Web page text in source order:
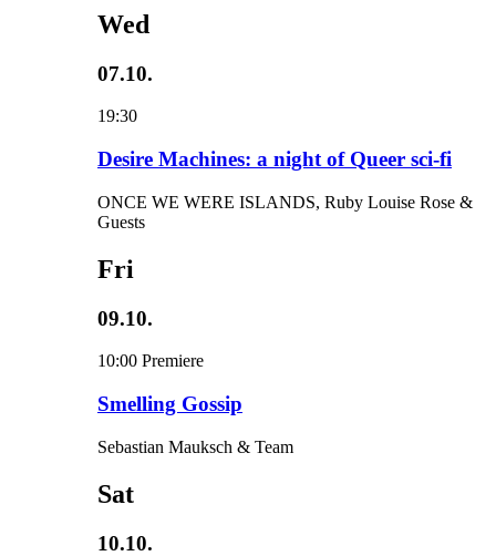
Wed
07.10.
19:30
Desire Machines: a night of Queer sci-fi
ONCE WE WERE ISLANDS, Ruby Louise Rose &
Guests
Fri
09.10.
10:00 Premiere
Smelling Gossip
Sebastian Mauksch & Team
Sat
10.10.